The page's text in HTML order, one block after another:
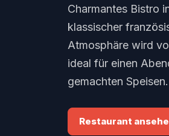
Charmantes Bistro
klassischer
Atmosphäre wird
ideal für einen
gemachten Speisen.
Restaurant